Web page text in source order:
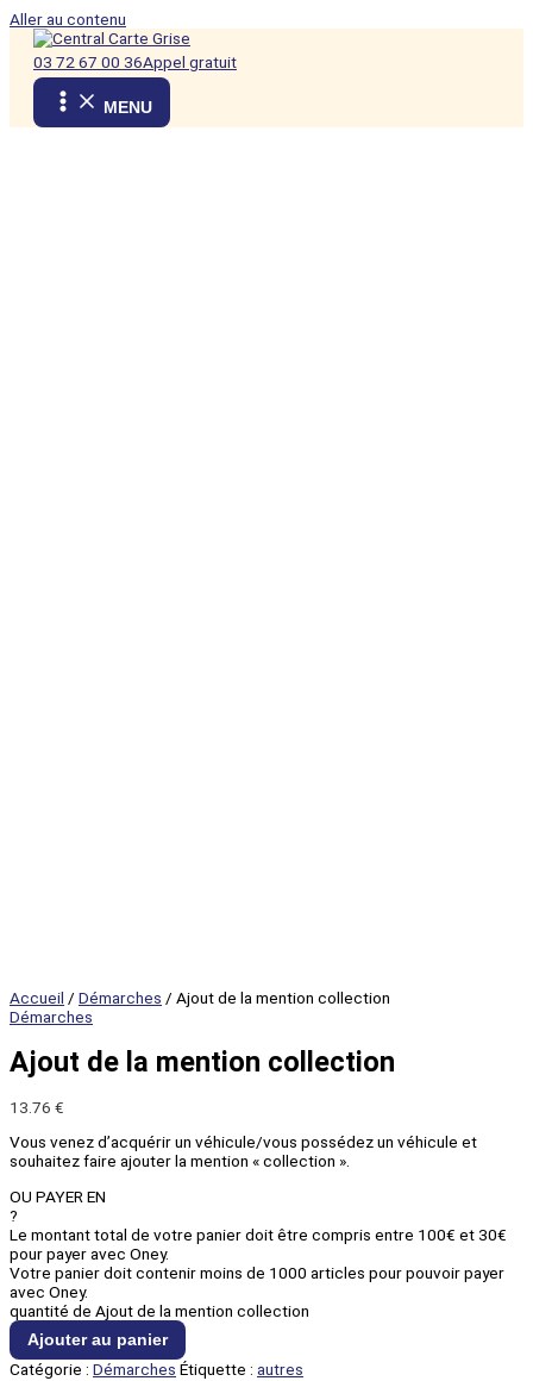
Aller au contenu
03 72 67 00 36Appel gratuit
MENU
Accueil / Démarches / Ajout de la mention collection
Démarches
Ajout de la mention collection
13.76 €
Vous venez d’acquérir un véhicule/vous possédez un véhicule et
souhaitez faire ajouter la mention « collection ».
OU PAYER EN
?
Le montant total de votre panier doit être compris entre 100€ et 30€
pour payer avec Oney.
Votre panier doit contenir moins de 1000 articles pour pouvoir payer
avec Oney.
quantité de Ajout de la mention collection
Ajouter au panier
Catégorie : Démarches Étiquette : autres